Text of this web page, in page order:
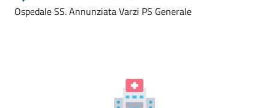
Ospedale SS. Annunziata Varzi PS Generale